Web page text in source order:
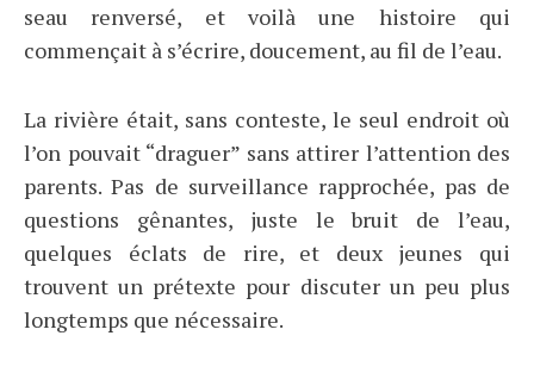
seau renversé, et voilà une histoire qui
commençait à s’écrire, doucement, au fil de l’eau.
La rivière était, sans conteste, le seul endroit où
l’on pouvait “draguer” sans attirer l’attention des
parents. Pas de surveillance rapprochée, pas de
questions gênantes, juste le bruit de l’eau,
quelques éclats de rire, et deux jeunes qui
trouvent un prétexte pour discuter un peu plus
longtemps que nécessaire.